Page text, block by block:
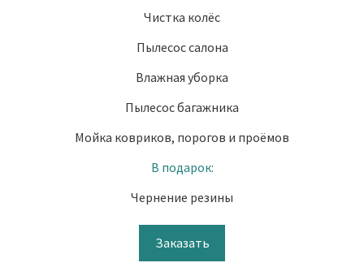
Чистка колёс
Пылесос салона
Влажная уборка
Пылесос багажника
Мойка ковриков, порогов и проёмов
В подарок:
Чернение резины
Заказать